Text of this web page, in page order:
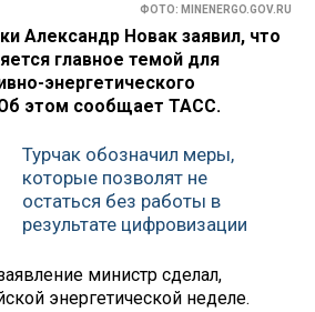
ФОТО: MINENERGO.GOV.RU
Александр Новак заявил, что
главное темой для
энергетического
этом сообщает ТАСС.
Турчак обозначил меры,
которые позволят не
остаться без работы в
результате цифровизации
министр сделал,
энергетической неделе.